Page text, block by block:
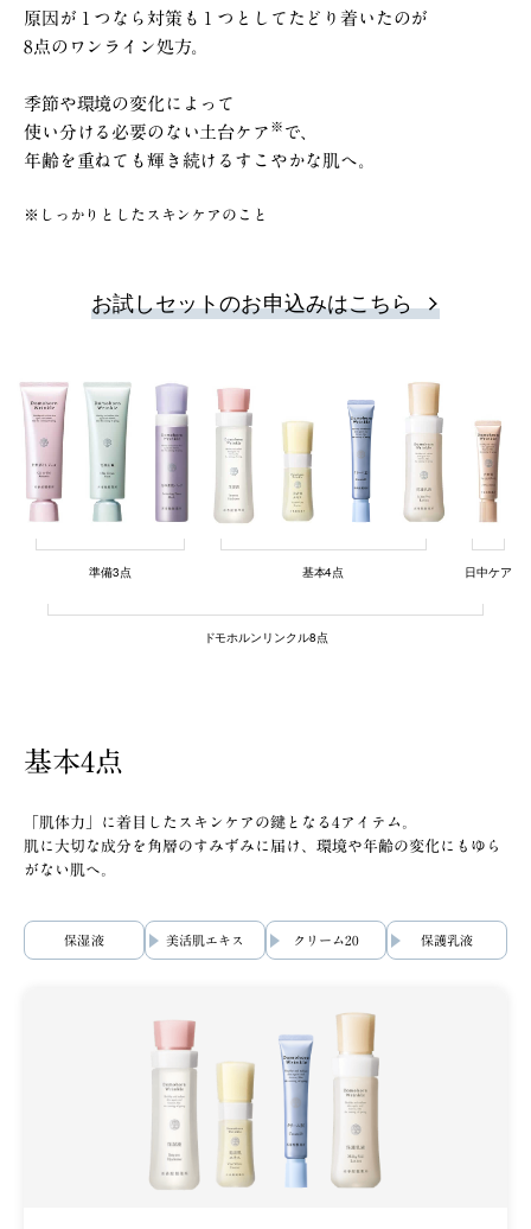
原因が１つなら対策も１つとしてたどり着いたのが
8点のワンライン処方。
季節や環境の変化によって
使い分ける必要のない土台ケア ※ で、
年齢を重ねても輝き続けるすこやかな肌へ。
※しっかりとしたスキンケアのこと
お試しセットのお申込みはこちら
準備3点 基本4点 日中ケア
ドモホルンリンクル8点
基本4点
「肌体力」に着目したスキンケアの鍵となる4アイテム。
肌に大切な成分を角層のすみずみに届け、環境や年齢の変化にもゆら
がない肌へ。
保湿液 美活肌エキス クリーム20 保護乳液